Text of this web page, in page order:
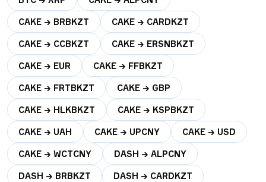
CAKE → BRBKZT CAKE → CARDKZT
CAKE → CCBKZT CAKE → ERSNBKZT
CAKE → EUR CAKE → FFBKZT
CAKE → FRTBKZT CAKE → GBP
CAKE → HLKBKZT CAKE → KSPBKZT
CAKE → UAH CAKE → UPCNY CAKE → USD
CAKE → WCTCNY DASH → ALPCNY
DASH → BRBKZT DASH → CARDKZT